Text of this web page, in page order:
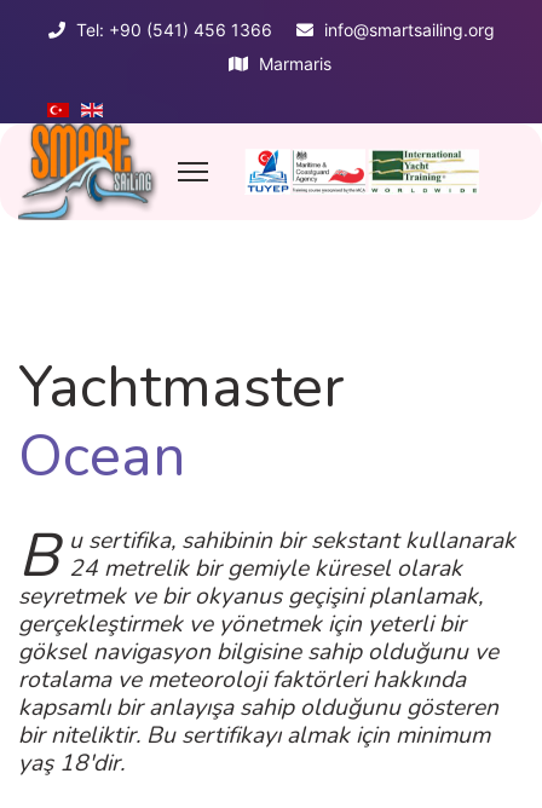
Tel: +90 (541) 456 1366
info@smartsailing.org
Marmaris
Yachtmaster
Ocean
B u sertifika, sahibinin bir sekstant kullanarak
24 metrelik bir gemiyle küresel olarak
seyretmek ve bir okyanus geçişini planlamak,
gerçekleştirmek ve yönetmek için yeterli bir
göksel navigasyon bilgisine sahip olduğunu ve
rotalama ve meteoroloji faktörleri hakkında
kapsamlı bir anlayışa sahip olduğunu gösteren
bir niteliktir. Bu sertifikayı almak için minimum
yaş 18'dir.